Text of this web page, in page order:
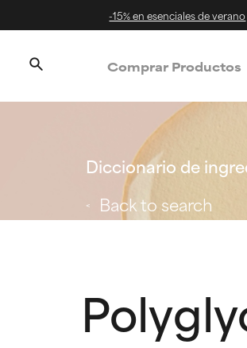
-15% en esenciales de verano
Comprar Productos
Diccionario de
Back to search